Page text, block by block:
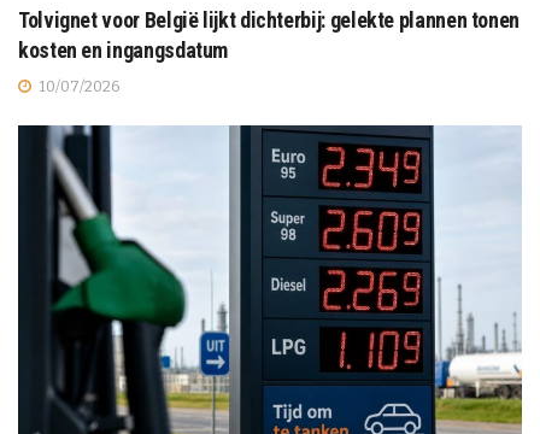
Tolvignet voor België lijkt dichterbij: gelekte plannen tonen
kosten en ingangsdatum
10/07/2026